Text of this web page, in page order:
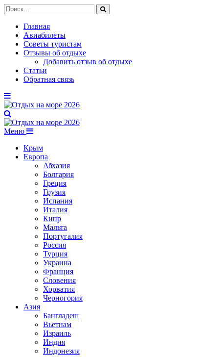
Главная
Авиабилеты
Советы туристам
Отзывы об отдыхе
Добавить отзыв об отдыхе
Статьи
Обратная связь
Меню
Крым
Европа
Абхазия
Болгария
Греция
Грузия
Испания
Италия
Кипр
Мальта
Португалия
Россия
Турция
Украина
Франция
Словения
Хорватия
Черногория
Азия
Бангладеш
Вьетнам
Израиль
Индия
Индонезия